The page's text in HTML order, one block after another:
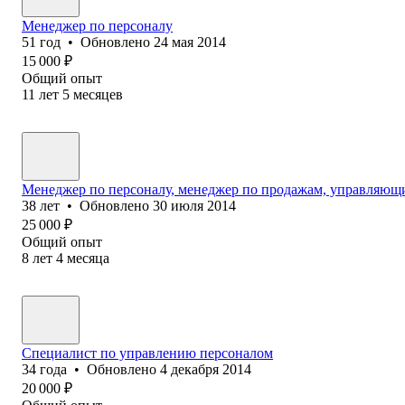
Менеджер по персоналу
51 год • Обновлено 24 мая 2014
15 000 ₽
Общий опыт
11 лет 5 месяцев
Менеджер по персоналу, менеджер по продажам,
38 лет • Обновлено 30 июля 2014
25 000 ₽
Общий опыт
8 лет 4 месяца
Специалист по управлению персоналом
34 года • Обновлено 4 декабря 2014
20 000 ₽